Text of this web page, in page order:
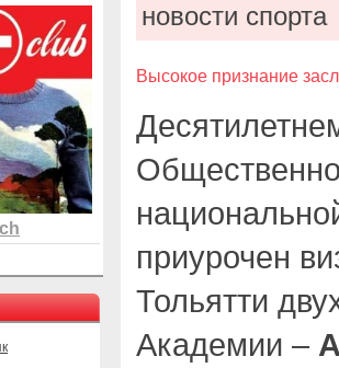
новости спорта
Высокое признание
приурочен
Тольятти
Академии –